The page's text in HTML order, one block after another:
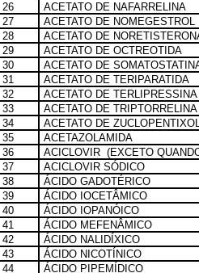
26
ACETATO DE NAFARRELINA
27
ACETATO DE NOMEGESTROL
28
ACETATO DE
29
ACETATO DE OCTREOTIDA
30
ACETATO DE
31
ACETATO DE TERIPARATIDA
32
ACETATO DE TERLIPRESSINA
33
ACETATO DE TRIPTORRELINA
34
ACETATO DE
35
ACETAZOLAMIDA
36
ACICLOVIR (EXCETO
37
ACICLOVIR SÓDICO
38
ÁCIDO GADOTÉRICO
39
ÁCIDO IOCETÂMICO
40
ÁCIDO IOPANÓICO
41
ÁCIDO MEFENÂMICO
42
ÁCIDO NALIDÍXICO
43
ÁCIDO NICOTÍNICO
44
ÁCIDO PIPEMÍDICO